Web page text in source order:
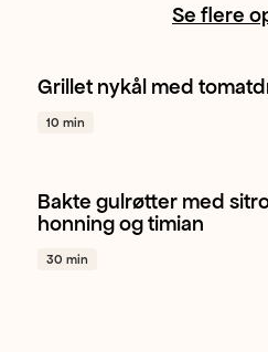
Se flere
Hodekål Sitron
Grillet nykål med
10 min
Gulrot Sitron Timian + 1
Bakte gulrøtter med
honning og timian
30 min